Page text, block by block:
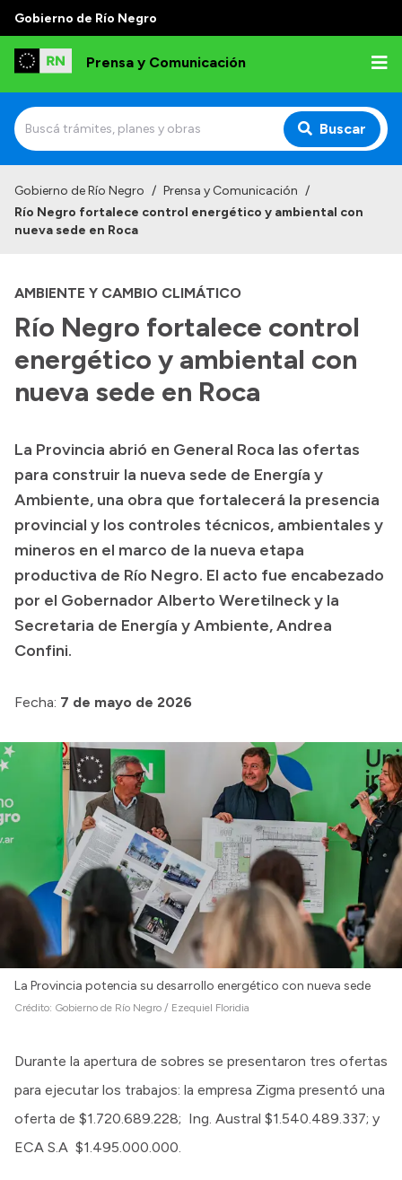
Gobierno de Río Negro
Prensa y Comunicación
Buscar
Institucional
Referentes de prensa
Archivo de noticias
Transparencia
Boletín Oficial
Compras y licitaciones
Consulta de expedientes
Consulta de pago a proveedores
Convocatorias
Intranet
Gobierno de Río Negro / Prensa y Comunicación /
Río Negro fortalece control energético y ambiental con
nueva sede en Roca
AMBIENTE Y CAMBIO CLIMÁTICO
Río Negro fortalece control
energético y ambiental con
nueva sede en Roca
La Provincia abrió en General Roca las ofertas
para construir la nueva sede de Energía y
Ambiente, una obra que fortalecerá la presencia
provincial y los controles técnicos, ambientales y
mineros en el marco de la nueva etapa
productiva de Río Negro. El acto fue encabezado
por el Gobernador Alberto Weretilneck y la
Secretaria de Energía y Ambiente, Andrea
Confini.
Fecha: 7 de mayo de 2026
La Provincia potencia su desarrollo energético con nueva sede
Crédito: Gobierno de Río Negro / Ezequiel Floridia
Durante la apertura de sobres se presentaron tres ofertas
para ejecutar los trabajos: la empresa Zigma presentó una
oferta de $1.720.689.228; Ing. Austral $1.540.489.337; y
ECA S.A $1.495.000.000.